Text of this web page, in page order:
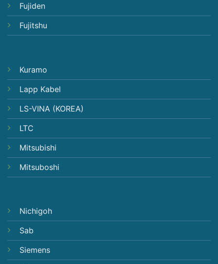
Fujiden
Fujitshu
Kuramo
Lapp Kabel
LS-VINA (KOREA)
LTC
Mitsubishi
Mitsuboshi
Nichigoh
Sab
Siemens